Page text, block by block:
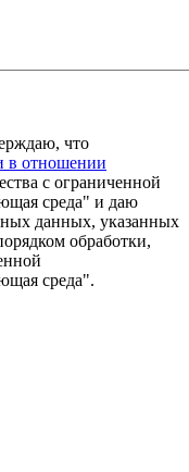
что
в отношении
с ограниченной
среда" и даю
данных, указанных
обработки,
среда".